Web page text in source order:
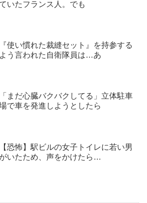
ていたフランス人。でも
『使い慣れた裁縫セット』を持参する
よう言われた自衛隊員は…あ
「まだ心臓バクバクしてる」立体駐車
で車を発進しようとしたら
【恐怖】駅ビルの女子トイレに若い男
がいたため、声をかけたら…